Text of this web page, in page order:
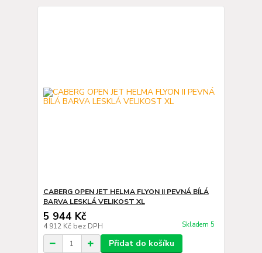
CABERG OPEN JET HELMA FLYON II PEVNÁ BÍLÁ
BARVA LESKLÁ VELIKOST XL
5 944 Kč
4 912 Kč bez DPH Skladem 5
Přidat do košíku